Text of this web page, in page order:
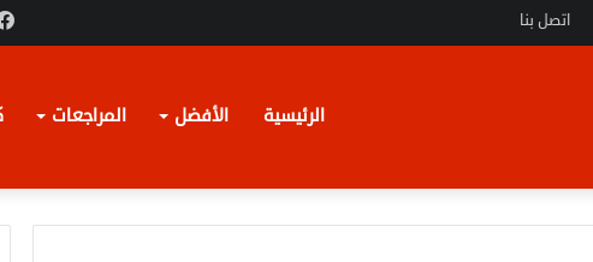
اتصل بنا
الرئيسية الأفضل المراجعات